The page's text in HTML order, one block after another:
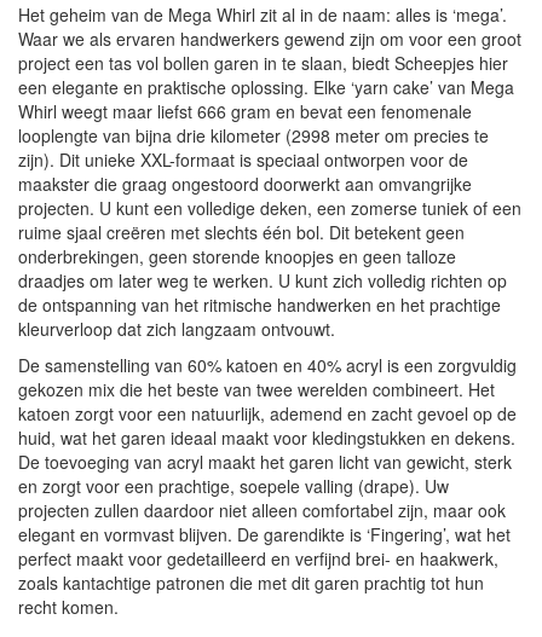
Het geheim van de Mega Whirl zit al in de naam: alles is ‘mega’.
Waar we als ervaren handwerkers gewend zijn om voor een groot
project een tas vol bollen garen in te slaan, biedt Scheepjes hier
een elegante en praktische oplossing. Elke ‘yarn cake’ van Mega
Whirl weegt maar liefst 666 gram en bevat een fenomenale
looplengte van bijna drie kilometer (2998 meter om precies te
zijn). Dit unieke XXL-formaat is speciaal ontworpen voor de
maakster die graag ongestoord doorwerkt aan omvangrijke
projecten. U kunt een volledige deken, een zomerse tuniek of een
ruime sjaal creëren met slechts één bol. Dit betekent geen
onderbrekingen, geen storende knoopjes en geen talloze
draadjes om later weg te werken. U kunt zich volledig richten op
de ontspanning van het ritmische handwerken en het prachtige
kleurverloop dat zich langzaam ontvouwt.
De samenstelling van 60% katoen en 40% acryl is een zorgvuldig
gekozen mix die het beste van twee werelden combineert. Het
katoen zorgt voor een natuurlijk, ademend en zacht gevoel op de
huid, wat het garen ideaal maakt voor kledingstukken en dekens.
De toevoeging van acryl maakt het garen licht van gewicht, sterk
en zorgt voor een prachtige, soepele valling (drape). Uw
projecten zullen daardoor niet alleen comfortabel zijn, maar ook
elegant en vormvast blijven. De garendikte is ‘Fingering’, wat het
perfect maakt voor gedetailleerd en verfijnd brei- en haakwerk,
zoals kantachtige patronen die met dit garen prachtig tot hun
recht komen.